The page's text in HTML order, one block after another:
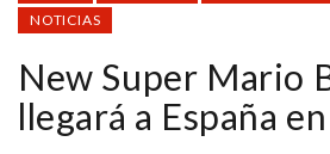
NOTICIAS
New Super Mario
llegará a España